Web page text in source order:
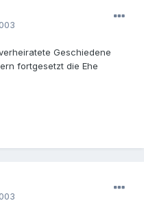
Geschiedene
fortgesetzt die Ehe